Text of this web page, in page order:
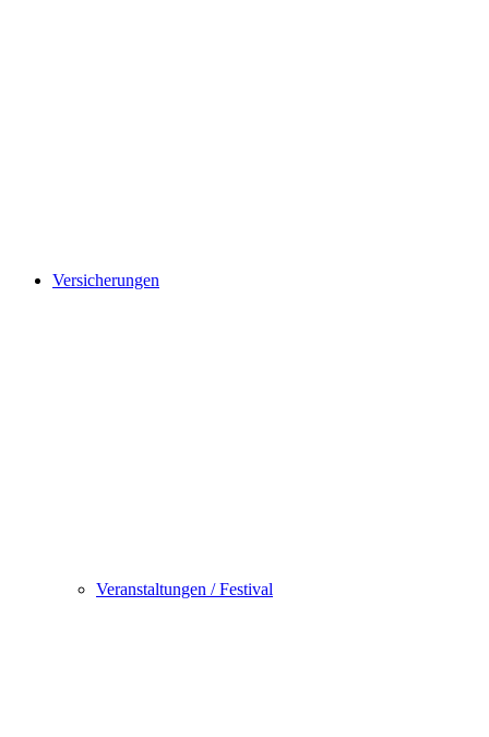
Versicherungen
Veranstaltungen / Festival